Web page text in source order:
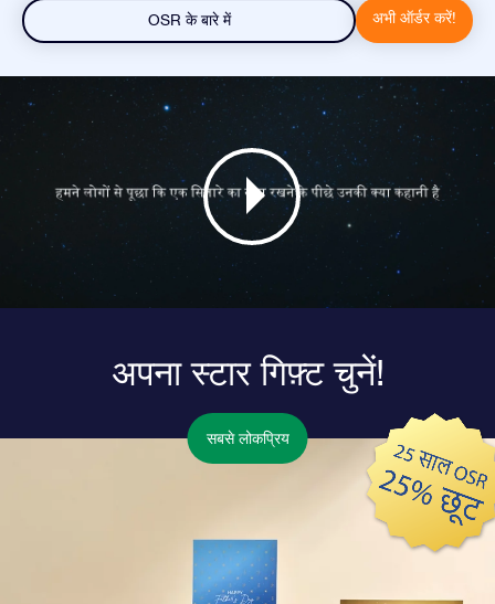
OSR के बारे में अभी ऑर्डर करें!
अपना स्टार गिफ़्ट चुनें!
सबसे लोकप्रिय